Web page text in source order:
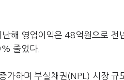
해 영업이익은 48억원으로 전
줄었다.
가하며 부실채권(NPL) 시장 규